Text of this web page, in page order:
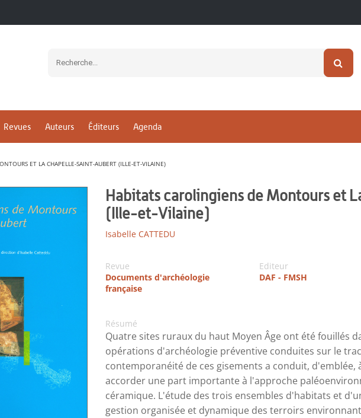
Revues Auteurs Éditeurs Agenda
ET LA CHAPELLE-SAINT-AUBERT (ILLE-ET-VILAINE)
Habitats carolingiens de Montours et
(Ille-et-Vilaine)
Isabelle CATTEDU
Revue
Documents d'archéologie
française
Editeur
DAF - FMSH
Résumé
Quatre sites ruraux du haut Moyen Âge ont été fouillés
opérations d'archéologie préventive conduites sur le
contemporanéité de ces gisements a conduit,
accorder une part importante à l'approche
céramique. L'étude des trois ensembles d'habitats et
gestion organisée et dynamique des terroirs